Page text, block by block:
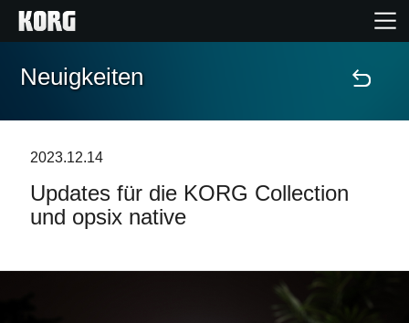
Home
Extras
Neuigkeiten
2023.12.14
Updates für die KORG Collection
und opsix native